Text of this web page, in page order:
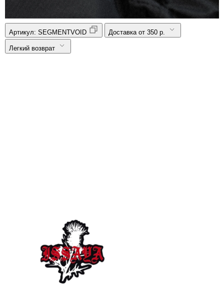
Артикул: SEGMENTVOID Доставка от 350 р.
Легкий возврат